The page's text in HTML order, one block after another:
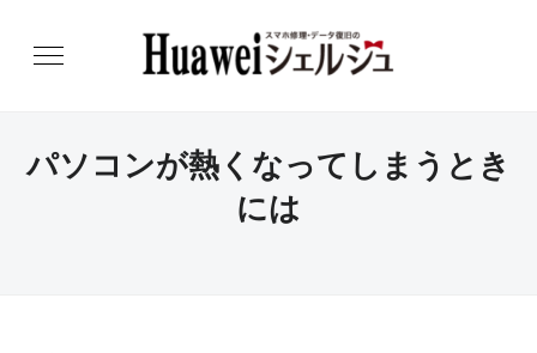
パソコンが熱くなってしまうとき
には